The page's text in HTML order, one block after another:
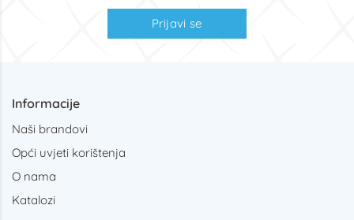
Prijavi se
Informacije
Naši brandovi
Opći uvjeti korištenja
O nama
Katalozi